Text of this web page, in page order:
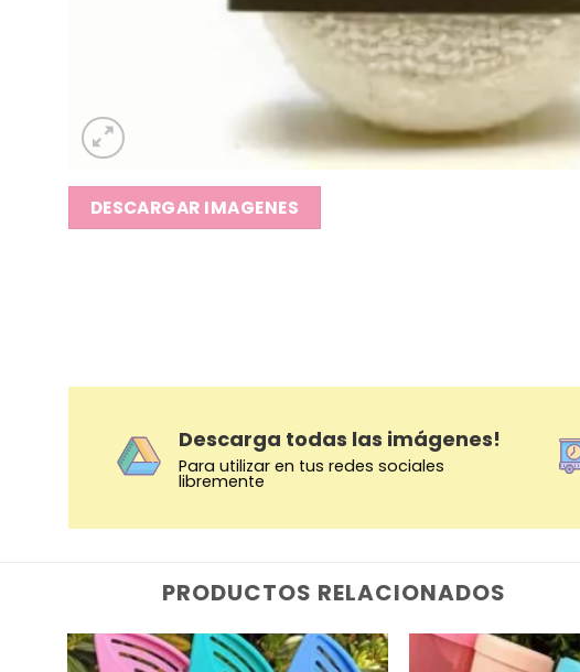
DESCARGAR IMAGENES
Descarga todas las imágenes!
Para utilizar en tus redes sociales
libremente
PRODUCTOS RELACIONADOS